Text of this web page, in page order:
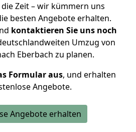
die Zeit – wir kümmern uns
besten Angebote erhalten.
kontaktieren Sie uns noch
Umzug von
Eberbach zu planen.
Formular aus, und erhalten
Angebote.
Angebote erhalten